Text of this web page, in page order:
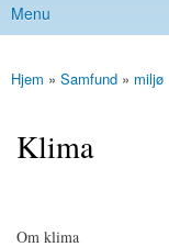
Main menu
Menu
You are here
Hjem » Samfund » miljø
Klima
Om klima